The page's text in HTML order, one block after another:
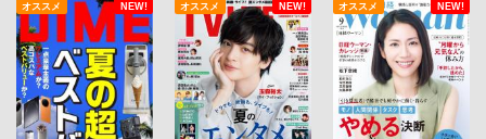
NEW!
オススメ NEW!
オススメ NEW!
オススメ